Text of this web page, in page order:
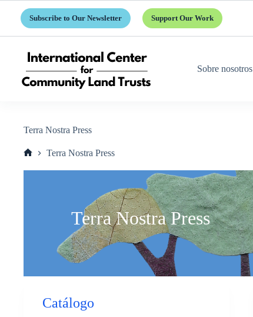
contenido
Subscribe to Our Newsletter Support Our Work
Sobre nosotros
Terra Nostra Press
Terra Nostra Press
Terra Nostra Press
Catálogo